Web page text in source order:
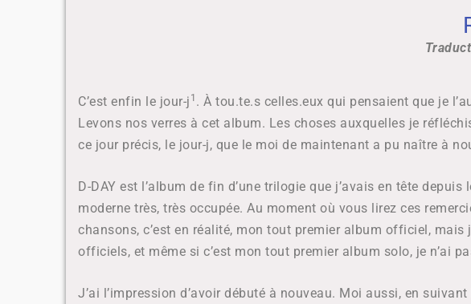
C’est enfin le jour-j 1 . À tou.te.s celles.eux qui pensaient que je
Levons nos verres à cet album. Les choses auxquelles je
ce jour précis, le jour-j, que le moi de maintenant a pu naître à
D-DAY est l’album de fin d’une trilogie que j’avais en tête
moderne très, très occupée. Au moment où vous lirez ces
chansons, c’est en réalité, mon tout premier album officiel,
officiels, et même si c’est mon tout premier album solo, je n’ai
J’ai l’impression d’avoir débuté à nouveau. Moi aussi, en